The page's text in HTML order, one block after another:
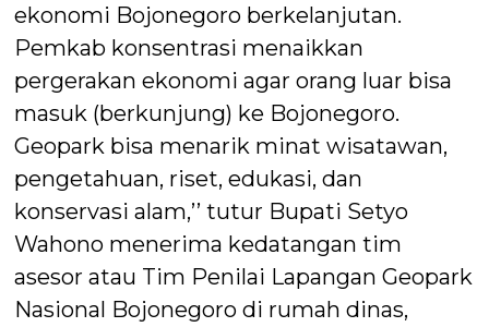
ekonomi Bojonegoro berkelanjutan.
Pemkab konsentrasi menaikkan
pergerakan ekonomi agar orang luar bisa
masuk (berkunjung) ke Bojonegoro.
Geopark bisa menarik minat wisatawan,
pengetahuan, riset, edukasi, dan
konservasi alam,’’ tutur Bupati Setyo
Wahono menerima kedatangan tim
asesor atau Tim Penilai Lapangan Geopark
Nasional Bojonegoro di rumah dinas,